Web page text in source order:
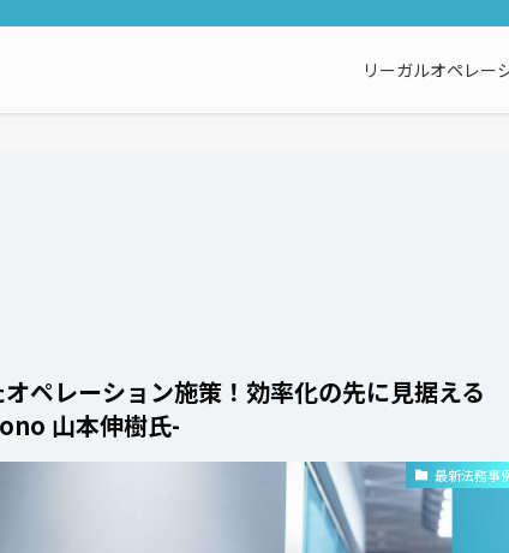
リーガルオペレー
ペレーション施策！効率化の先に見据える
山本伸樹氏-
最新法務事